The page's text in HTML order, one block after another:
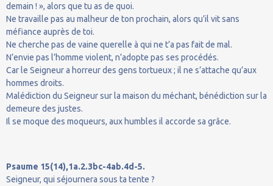
demain ! », alors que tu as de quoi.
Ne travaille pas au malheur de ton prochain, alors qu’il vit sans
méfiance auprès de toi.
Ne cherche pas de vaine querelle à qui ne t’a pas fait de mal.
N’envie pas l’homme violent, n’adopte pas ses procédés.
Car le Seigneur a horreur des gens tortueux ; il ne s’attache qu’aux
hommes droits.
Malédiction du Seigneur sur la maison du méchant, bénédiction sur la
demeure des justes.
Il se moque des moqueurs, aux humbles il accorde sa grâce.
Psaume 15(14),1a.2.3bc-4ab.4d-5.
Seigneur, qui séjournera sous ta tente ?